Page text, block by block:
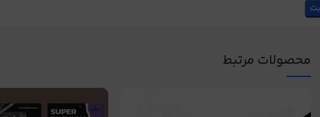
محصولات مرتبط